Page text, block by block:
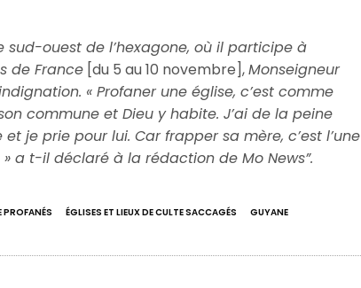
sud-ouest de l’hexagone, où il participe à
de France [du 5 au 10 novembre],Monseigneur
« Profaner une église, c’est comme
commune et Dieu y habite. J’ai de la peine
je prie pour lui. Car frapper sa mère, c’est l’une
a t-il déclaré à la rédaction de Mo News”.
PROFANÉS ÉGLISES ET LIEUX DE CULTE SACCAGÉS GUYANE